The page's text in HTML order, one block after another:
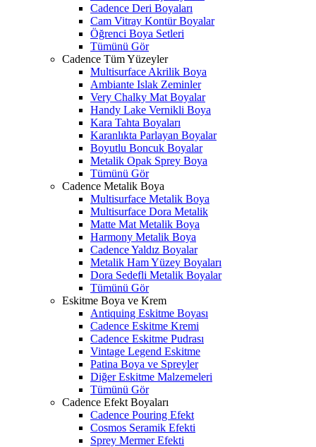
Cadence Deri Boyaları
Cam Vitray Kontür Boyalar
Öğrenci Boya Setleri
Tümünü Gör
Cadence Tüm Yüzeyler
Multisurface Akrilik Boya
Ambiante Islak Zeminler
Very Chalky Mat Boyalar
Handy Lake Vernikli Boya
Kara Tahta Boyaları
Karanlıkta Parlayan Boyalar
Boyutlu Boncuk Boyalar
Metalik Opak Sprey Boya
Tümünü Gör
Cadence Metalik Boya
Multisurface Metalik Boya
Multisurface Dora Metalik
Matte Mat Metalik Boya
Harmony Metalik Boya
Cadence Yaldız Boyalar
Metalik Ham Yüzey Boyaları
Dora Sedefli Metalik Boyalar
Tümünü Gör
Eskitme Boya ve Krem
Antiquing Eskitme Boyası
Cadence Eskitme Kremi
Cadence Eskitme Pudrası
Vintage Legend Eskitme
Patina Boya ve Spreyler
Diğer Eskitme Malzemeleri
Tümünü Gör
Cadence Efekt Boyaları
Cadence Pouring Efekt
Cosmos Seramik Efekti
Sprey Mermer Efekti